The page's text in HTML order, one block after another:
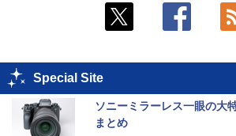
Special Site
ソニーミラーレス一眼の大
まとめ